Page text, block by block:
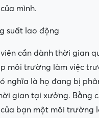
mình.
suất lao động
cần dành thời gian
môi trường làm việc
nghĩa là họ đang bị
gian tại xưởng. Bằng
của bạn một môi trường